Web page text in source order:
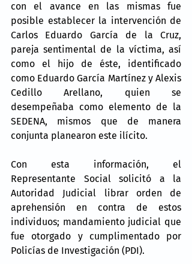
con el avance en las mismas fue
posible establecer la intervención de
Carlos Eduardo García de la Cruz,
pareja sentimental de la víctima, así
como el hijo de éste, identificado
como Eduardo García Martínez y Alexis
Cedillo Arellano, quien se
desempeñaba como elemento de la
SEDENA, mismos que de manera
conjunta planearon este ilícito.
Con esta información, el
Representante Social solicitó a la
Autoridad Judicial librar orden de
aprehensión en contra de estos
individuos; mandamiento judicial que
fue otorgado y cumplimentado por
Policías de Investigación (PDI).